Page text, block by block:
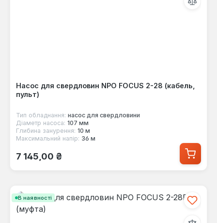
Насос для свердловин NPO FOCUS 2-28 (кабель,
пульт)
Тип обладнання: насос для свердловини
Діаметр насоса: 107 мм
Глибина занурення: 10 м
Максимальний напір: 36 м
Звичайна ціна:
7 145,00 ₴
В наявності